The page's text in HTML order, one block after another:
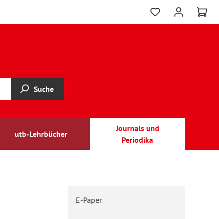
Suche
utb-Lehrbücher
Journals und
Periodika
E-Paper